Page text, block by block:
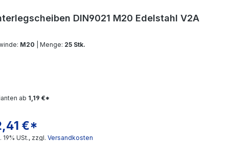
DIN9021 M20 Edelstahl V2A
M20 | Menge: 25 Stk.
ab 1,19 €*
Preis:
€*
19% USt., zzgl. Versandkosten